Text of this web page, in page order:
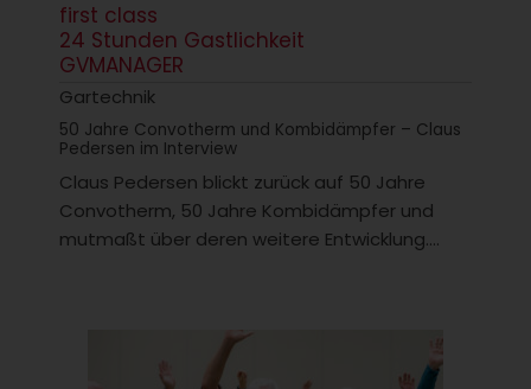
first class
24 Stunden Gastlichkeit
GVMANAGER
Gartechnik
50 Jahre Convotherm und Kombidämpfer – Claus
Pedersen im Interview
Claus Pedersen blickt zurück auf 50 Jahre
Convotherm, 50 Jahre Kombidämpfer und
mutmaßt über deren weitere Entwicklung....